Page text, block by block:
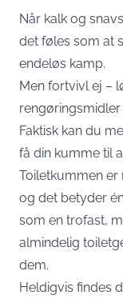
Når kalk og
det føles som at
endeløs kamp.
Men fortvivl ej –
Faktisk kan du
få din kumme til
Toiletkummen er
og det betyder
som en trofast,
almindelig
dem.
Heldigvis findes